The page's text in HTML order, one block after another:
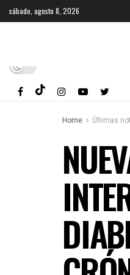
sábado, agosto 8, 2026
Home Últimas